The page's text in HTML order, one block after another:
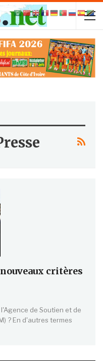
critères
de Soutien et de
? En d'autres termes